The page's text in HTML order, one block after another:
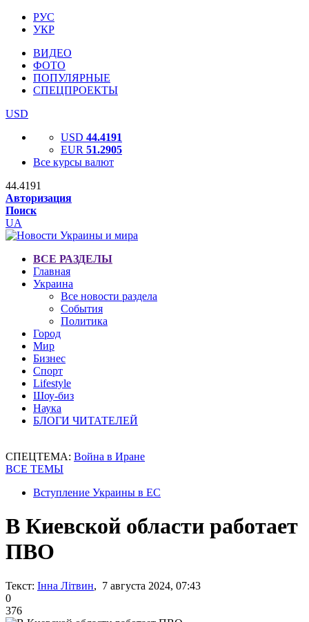
РУС
УКР
ВИДЕО
ФОТО
ПОПУЛЯРНЫЕ
СПЕЦПРОЕКТЫ
USD
USD 44.4191
EUR 51.2905
Все курсы валют
44.4191
Авторизация
Поиск
UA
ВСЕ РАЗДЕЛЫ
Главная
Украина
Все новости раздела
События
Политика
Город
Мир
Бизнес
Спорт
Lifestyle
Шоу-биз
Наука
БЛОГИ ЧИТАТЕЛЕЙ
СПЕЦТЕМА: Война в Иране
ВСЕ ТЕМЫ
Вступление Украины в ЕС
В Киевской области работает
ПВО
Текст: Інна Літвин, 7 августа 2024, 07:43
0
376